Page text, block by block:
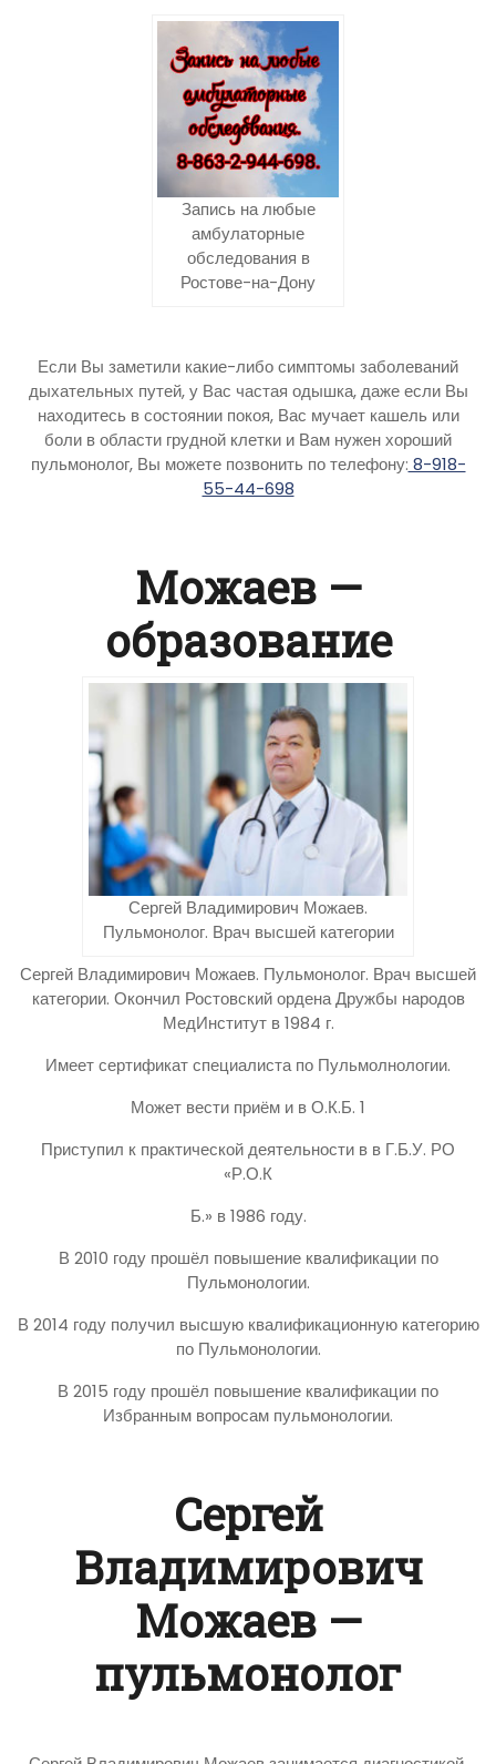
Запись на любые
амбулаторные
обследования в
Ростове-на-Дону
Если Вы заметили какие-либо симптомы заболеваний
дыхательных путей, у Вас частая одышка, даже если Вы
находитесь в состоянии покоя, Вас мучает кашель или
боли в области грудной клетки и Вам нужен хороший
пульмонолог, Вы можете позвонить по телефону: 8-918-
55-44-698
Можаев —
образование
Сергей Владимирович Можаев.
Пульмонолог. Врач высшей категории
Сергей Владимирович Можаев. Пульмонолог. Врач высшей
категории. Окончил Ростовский ордена Дружбы народов
МедИнститут в 1984 г.
Имеет сертификат специалиста по Пульмолнологии.
Может вести приём и в О.К.Б. 1
Приступил к практической деятельности в в Г.Б.У. РО
«Р.О.К
Б.» в 1986 году.
В 2010 году прошёл повышение квалификации по
Пульмонологии.
В 2014 году получил высшую квалификационную категорию
по Пульмонологии.
В 2015 году прошёл повышение квалификации по
Избранным вопросам пульмонологии.
Сергей
Владимирович
Можаев —
пульмонолог